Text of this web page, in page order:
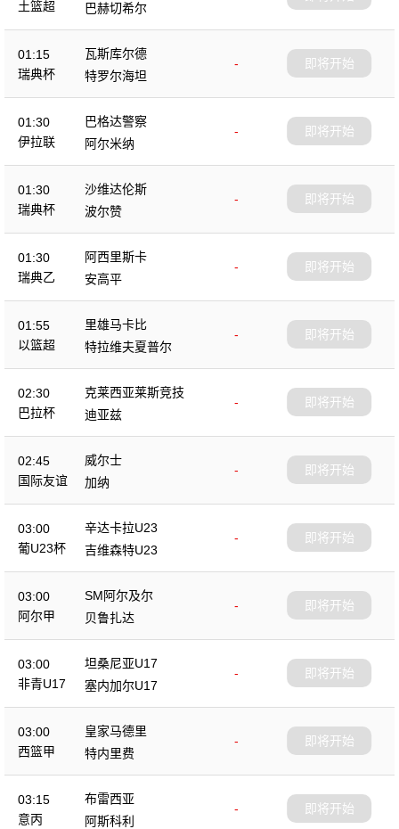
土篮超
巴赫切希尔
01:15
瑞典杯
瓦斯库尔德
-
特罗尔海坦
即将开始
01:30
伊拉联
巴格达警察
-
阿尔米纳
即将开始
01:30
瑞典杯
沙维达伦斯
-
波尔赞
即将开始
01:30
瑞典乙
阿西里斯卡
-
安高平
即将开始
01:55
以篮超
里雄马卡比
-
特拉维夫夏普尔
即将开始
02:30
巴拉杯
克莱西亚莱斯竞技
-
迪亚兹
即将开始
02:45
国际友谊
威尔士
-
加纳
即将开始
03:00
葡U23杯
辛达卡拉U23
-
吉维森特U23
即将开始
03:00
阿尔甲
SM阿尔及尔
-
贝鲁扎达
即将开始
03:00
非青U17
坦桑尼亚U17
-
塞内加尔U17
即将开始
03:00
西篮甲
皇家马德里
-
特内里费
即将开始
03:15
意丙
布雷西亚
-
阿斯科利
即将开始